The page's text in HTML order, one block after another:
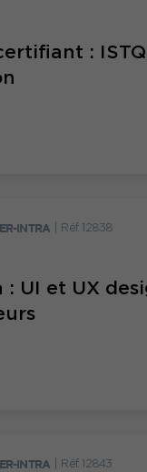
:
INTRA Réf. 12838
: UI et UX
INTRA Réf. 12843